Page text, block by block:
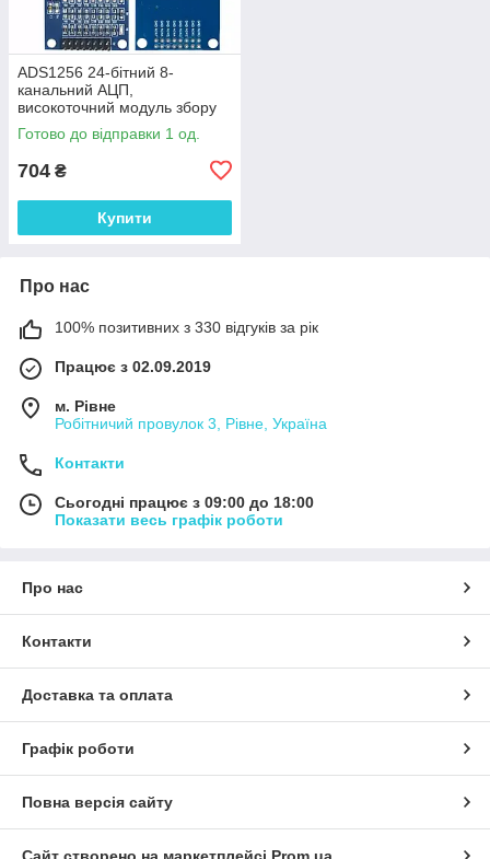
ADS1256 24-бітний 8-
канальний АЦП,
високоточний модуль збору
даних
Готово до відправки 1 од.
704 ₴
Купити
Про нас
100% позитивних з 330 відгуків за рік
Працює з 02.09.2019
м. Рівне
Робітничий провулок 3, Рівне, Україна
Контакти
Сьогодні працює з 09:00 до 18:00
Показати весь графік роботи
Про нас
Контакти
Доставка та оплата
Графік роботи
Повна версія сайту